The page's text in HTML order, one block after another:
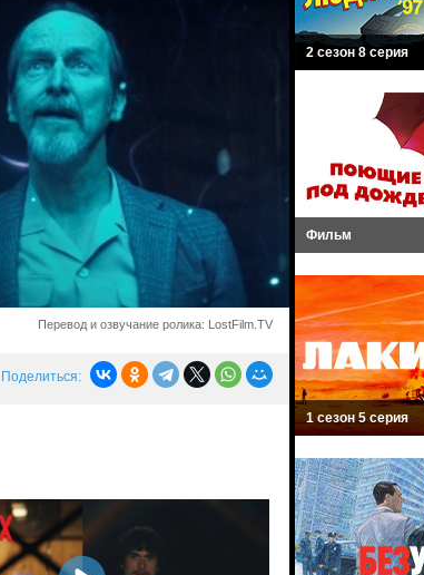
Перевод и озвучание ролика: LostFilm.TV
Поделиться:
2 сезон 8 серия
Фильм
1 сезон 5 серия